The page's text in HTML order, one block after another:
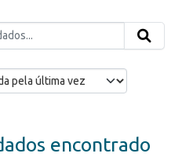
encontrado